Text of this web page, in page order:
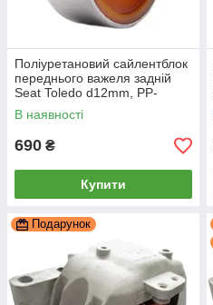
Поліуретановий сайлентблок
переднього важеля задній
Seat Toledo d12mm, PP-
0149a
В наявності
690 ₴
Купити
Подарунок